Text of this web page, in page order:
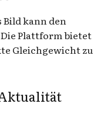
Bild kann den
Plattform bietet
Gleichgewicht zu